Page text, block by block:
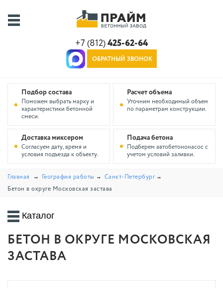
+7 (812) 425-62-64
ОБРАТНЫЙ ЗВОНОК
Подбор состава
Поможем выбрать марку и
характеристики бетонной
смеси.
Расчет объема
Уточним необходимый объем
по параметрам конструкции.
Доставка миксером
Согласуем дату, время и
условия подъезда к объекту.
Подача бетона
Подберем автобетононасос с
учетом условий заливки.
Главная География работы
Санкт-Петербург
Бетон в округе Московская застава
Каталог
БЕТОН В ОКРУГЕ МОСКОВСКАЯ
ЗАСТАВА